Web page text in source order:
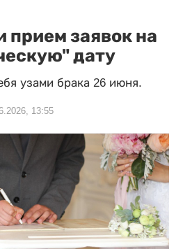
заявок на
дату
узами брака 26 июня.
13:55